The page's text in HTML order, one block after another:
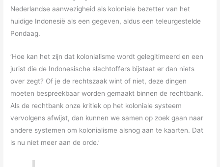
Nederlandse aanwezigheid als koloniale bezetter van het
huidige Indonesië als een gegeven, aldus een teleurgestelde
Pondaag.
‘Hoe kan het zijn dat kolonialisme wordt gelegitimeerd en een
jurist die de Indonesische slachtoffers bijstaat er dan niets
over zegt? Of je de rechtszaak wint of niet, deze dingen
moeten bespreekbaar worden gemaakt binnen de rechtbank.
Als de rechtbank onze kritiek op het koloniale systeem
vervolgens afwijst, dan kunnen we samen op zoek gaan naar
andere systemen om kolonialisme alsnog aan te kaarten. Dat
is nu niet meer aan de orde.’